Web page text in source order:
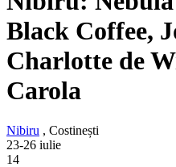
Black Coffee,
Charlotte de
Carola
Nibiru , Costinești
23-26 iulie
14